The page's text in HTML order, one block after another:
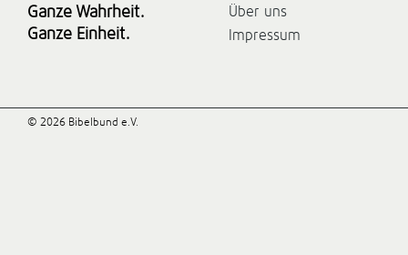
Ganze Wahrheit.
Ganze Einheit.
Über uns
Impressum
© 2026 Bibelbund e.V.